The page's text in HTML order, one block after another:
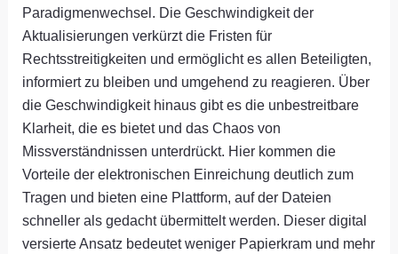
Paradigmenwechsel. Die Geschwindigkeit der
Aktualisierungen verkürzt die Fristen für
Rechtsstreitigkeiten und ermöglicht es allen Beteiligten,
informiert zu bleiben und umgehend zu reagieren. Über
die Geschwindigkeit hinaus gibt es die unbestreitbare
Klarheit, die es bietet und das Chaos von
Missverständnissen unterdrückt. Hier kommen die
Vorteile der elektronischen Einreichung deutlich zum
Tragen und bieten eine Plattform, auf der Dateien
schneller als gedacht übermittelt werden. Dieser digital
versierte Ansatz bedeutet weniger Papierkram und mehr